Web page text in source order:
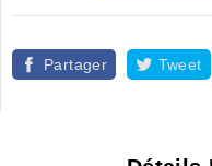
Partager Tweet